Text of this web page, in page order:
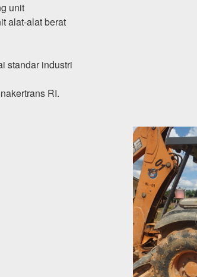
unit
alat-alat berat
standar industri
RI.